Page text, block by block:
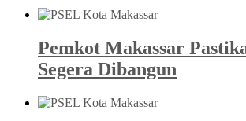
Pemkot Makassar
Segera Dibangun